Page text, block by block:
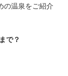
の温泉をご紹介
で？